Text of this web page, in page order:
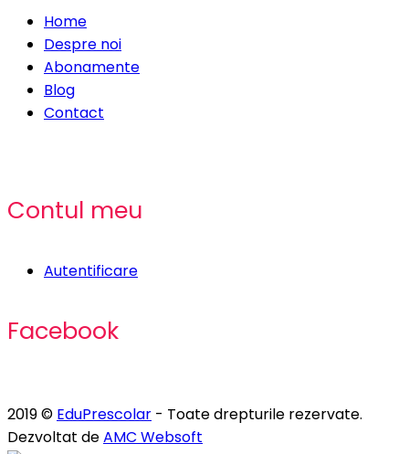
Home
Despre noi
Abonamente
Blog
Contact
Contul meu
Autentificare
Facebook
2019 © EduPrescolar - Toate drepturile rezervate.
Dezvoltat deAMC Websoft